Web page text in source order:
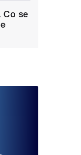
Co se